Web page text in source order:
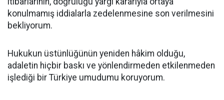
konulmamış iddialarla zedelenmesine son verilmesini
bekliyorum.
Hukukun üstünlüğünün yeniden hâkim olduğu,
adaletin hiçbir baskı ve yönlendirmeden etkilenmeden
işlediği bir Türkiye umudumu koruyorum.